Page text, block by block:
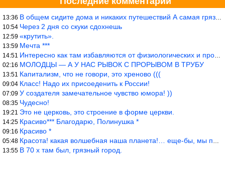
13:36 В общем сидите дома и никаких путешествий А самая грязная в от
10:54 Через 2 дня со скуки сдохнешь
12:59 «крутить».
13:59 Мечта ***
14:51 Интересно как там избавляются от физиологических и прочих отходо
02:16 МОЛОДЦЫ — А У НАС РЫВОК С ПРОРЫВОМ В ТРУБУ
13:51 Капитализм, что не говори, это хреново (((
09:04 Класс! Надо их присоеденить к России!
07:09 У создателя замечательное чувство юмора! ))
08:35 Чудесно!
19:21 Это не церковь, это строение в форме церкви.
14:25 Красиво*** Благодарю, Полинушка *
09:16 Красиво *
05:48 Красота! какая волшебная наша планета!… еще-бы, мы понимали это…
13:55 В 70 х там был, грязный город.